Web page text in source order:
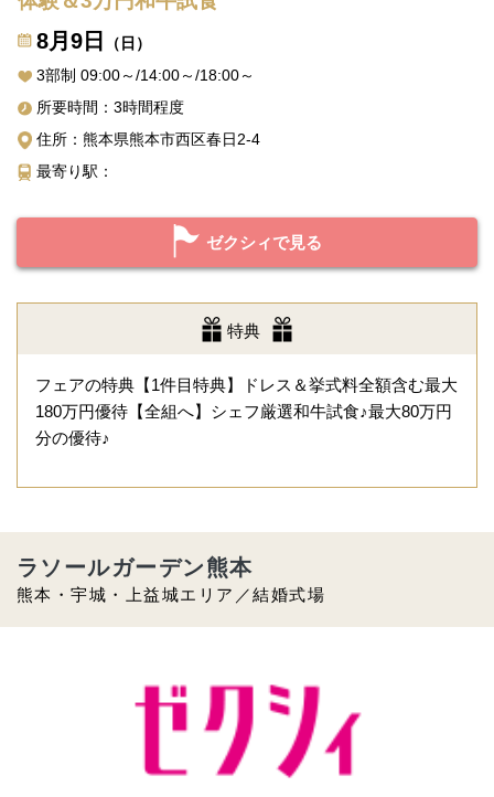
8月9日
（日）
3部制 09:00～/14:00～/18:00～
所要時間：3時間程度
住所：熊本県熊本市西区春日2-4
最寄り駅：
ゼクシィで見る
特典
フェアの特典【1件目特典】ドレス＆挙式料全額含む最大
180万円優待【全組へ】シェフ厳選和牛試食♪最大80万円
分の優待♪
熊本・宇城・上益城エリア／結婚式場
ラソールガーデン熊本